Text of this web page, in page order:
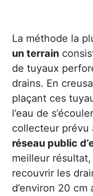
La méthode la
un terrain
de tuyaux
drains. En
plaçant ces
l’eau de
collecteur prévu
réseau public
meilleur
recouvrir les
d’environ 20